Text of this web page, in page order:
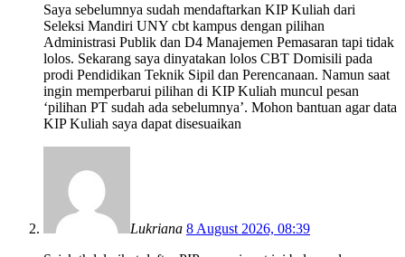
Saya sebelumnya sudah mendaftarkan KIP Kuliah dari
Seleksi Mandiri UNY cbt kampus dengan pilihan
Administrasi Publik dan D4 Manajemen Pemasaran tapi tidak
lolos. Sekarang saya dinyatakan lolos CBT Domisili pada
prodi Pendidikan Teknik Sipil dan Perencanaan. Namun saat
ingin memperbarui pilihan di KIP Kuliah muncul pesan
‘pilihan PT sudah ada sebelumnya’. Mohon bantuan agar data
KIP Kuliah saya dapat disesuaikan
Lukriana 8 August 2026, 08:39